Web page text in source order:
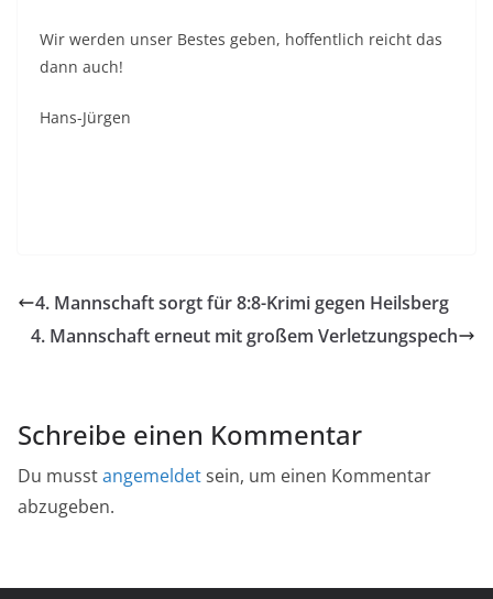
Wir werden unser Bestes geben, hoffentlich reicht das
dann auch!
Hans-Jürgen
4. Mannschaft sorgt für 8:8-Krimi gegen Heilsberg
4. Mannschaft erneut mit großem Verletzungspech
Schreibe einen Kommentar
Du musstangemeldetsein, um einen Kommentar
abzugeben.